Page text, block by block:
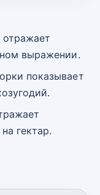
выражении.
показывает
гектар.